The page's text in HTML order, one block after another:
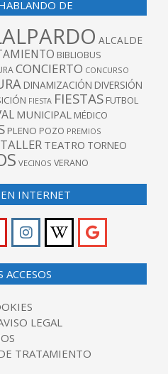
DE
ALCALDE
BIBLIOBUS
CONCIERTO CONCURSO
DINAMIZACIÓN DIVERSIÓN
FIESTA FIESTAS FUTBOL
MUNICIPAL MÉDICO
PLENO POZO PREMIOS
TALLER TEATRO TORNEO
VECINOS VERANO
INTERNET
ACCESOS
LEGAL
TRATAMIENTO